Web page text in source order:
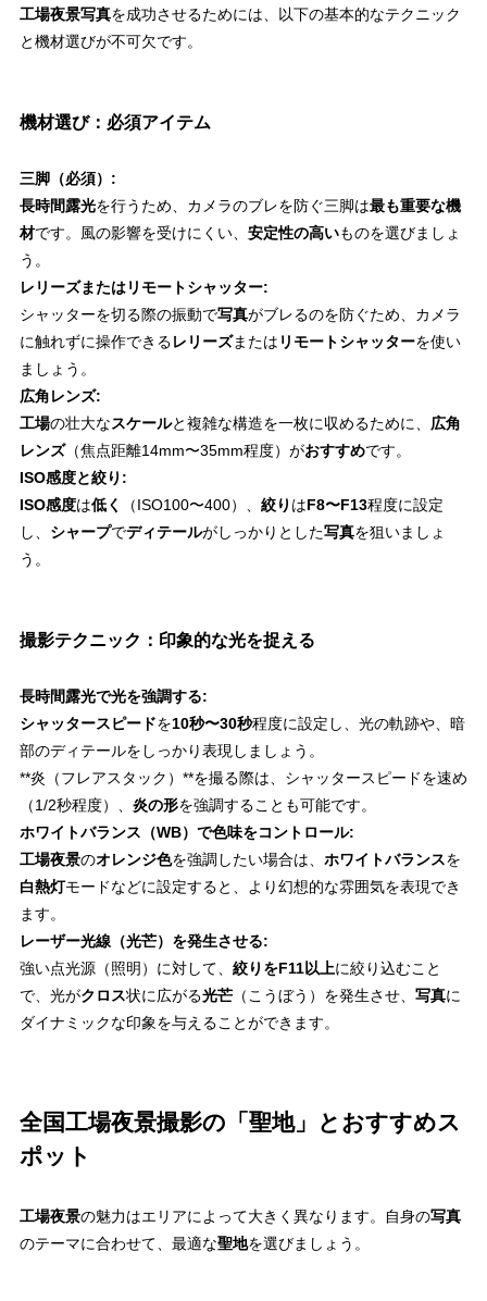
工場夜景写真を成功させるためには、以下の基本的なテクニック
と機材選びが不可欠です。
機材選び：必須アイテム
三脚（必須）:
長時間露光を行うため、カメラのブレを防ぐ三脚は最も重要な機
材です。風の影響を受けにくい、 安定性の高いものを選びましょ
う。
レリーズまたはリモートシャッター:
シャッターを切る際の振動で写真がブレるのを防ぐため、カメラ
に触れずに操作できるレリーズまたは リモートシャッターを使い
ましょう。
広角レンズ:
工場の壮大なスケールと複雑な構造を一枚に収めるために、 広角
レンズ（焦点距離14mm〜35mm程度）がおすすめです。
ISO感度と絞り:
ISO感度は低く （ISO100〜400）、 絞り はF8〜F13程度に設定
し、 シャープでディテールがしっかりとした写真を狙いましょ
う。
撮影テクニック：印象的な光を捉える
長時間露光で光を強調する:
シャッタースピードを10秒〜30秒程度に設定し、光の軌跡や、暗
部のディテールをしっかり表現しましょう。
**炎（フレアスタック）**を撮る際は、シャッタースピードを速め
（1/2秒程度）、 炎の形を強調することも可能です。
ホワイトバランス（WB）で色味をコントロール:
工場夜景のオレンジ色を強調したい場合は、 ホワイトバランスを
白熱灯モードなどに設定すると、より幻想的な雰囲気を表現でき
ます。
レーザー光線（光芒）を発生させる:
強い点光源（照明）に対して、 絞りをF11以上に絞り込むこと
で、光がクロス状に広がる光芒（こうぼう）を発生させ、 写真に
ダイナミックな印象を与えることができます。
全国工場夜景撮影の「聖地」とおすすめス
ポット
工場夜景の魅力はエリアによって大きく異なります。自身の写真
のテーマに合わせて、最適な聖地を選びましょう。